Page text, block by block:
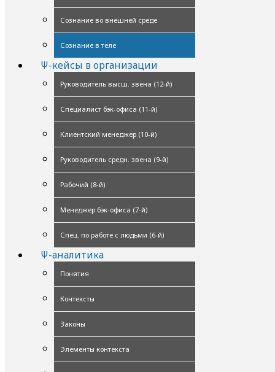
Сознание во внешней среде
Сознание в теле
Ψ-кейсы в организации
Руководитель высш. звена (12-й)
Специалист бэк-офиса (11-й)
Клиентский менеджер (10-й)
Руководитель средн. звена (9-й)
Рабочий (8-й)
Менеджер бэк-офиса (7-й)
Спец. по работе с людьми (6-й)
Ψ-аналитика
Понятия
Контексты
Законы
Элементы контекста